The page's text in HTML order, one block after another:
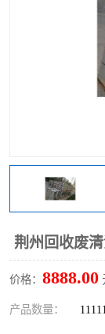
荆州回收废
价格： 8888.00
产品数量：